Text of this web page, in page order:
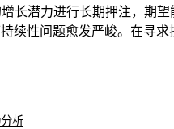
长潜力进行长期押注，期
续性问题愈发严峻。在寻
析